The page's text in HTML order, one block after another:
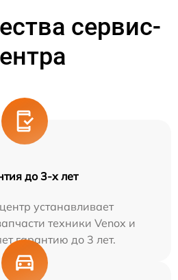
сервис-
до 3-х лет
устанавливает
техники Venox и
гарантию до 3 лет.